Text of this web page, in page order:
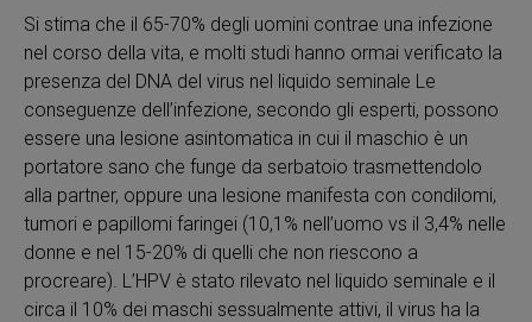
Si stima che il 65-70% degli uomini contrae una infezione
nel corso della vita, e molti studi hanno ormai verificato la
presenza del DNA del virus nel liquido seminale Le
conseguenze dell’infezione, secondo gli esperti, possono
essere una lesione asintomatica in cui il maschio è un
portatore sano che funge da serbatoio trasmettendolo
alla partner, oppure una lesione manifesta con condilomi,
tumori e papillomi faringei (10,1% nell’uomo vs il 3,4% nelle
donne e nel 15-20% di quelli che non riescono a
procreare). L’HPV è stato rilevato nel liquido seminale e il
circa il 10% dei maschi sessualmente attivi, il virus ha la